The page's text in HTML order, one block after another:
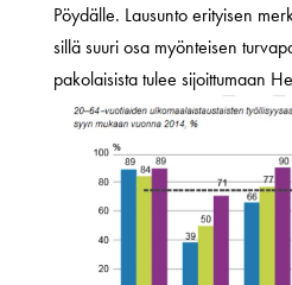
Pöydälle. Lausunto erityisen
sillä suuri osa myönteisen
pakolaisista tulee sijoittumaan